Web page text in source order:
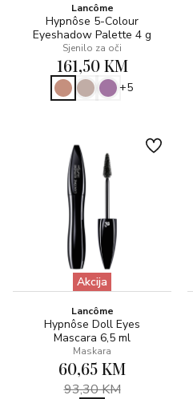
Lancôme
Hypnôse 5-Colour
Eyeshadow Palette 4 g
Sjenilo za oči
161,50 KM
+5
Akcija
Lancôme
Hypnôse Doll Eyes
Mascara 6,5 ml
Maskara
60,65 KM
93,30 KM